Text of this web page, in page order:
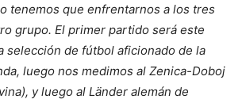
tenemos que enfrentarnos a los tres
grupo. El primer partido será este
selección de fútbol aficionado de la
luego nos medimos al Zenica-Doboj
y luego al Länder alemán de